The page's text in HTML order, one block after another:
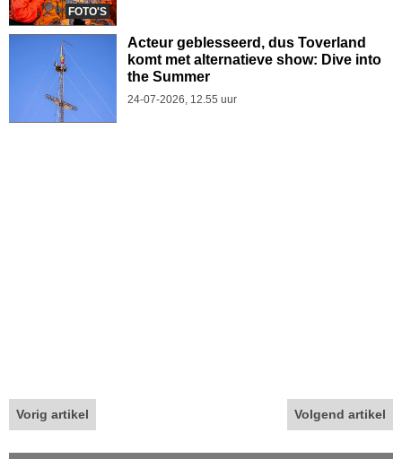
FOTO'S
Acteur geblesseerd, dus Toverland
komt met alternatieve show: Dive into
the Summer
24-07-2026, 12.55 uur
Vorig artikel Volgend artikel